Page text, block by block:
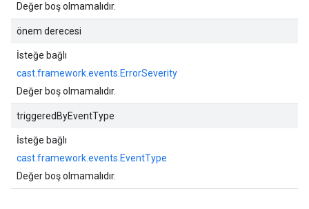
Değer boş olmamalıdır.
önem derecesi
İsteğe bağlı
cast.framework.events.ErrorSeverity
Değer boş olmamalıdır.
triggeredByEventType
İsteğe bağlı
cast.framework.events.EventType
Değer boş olmamalıdır.